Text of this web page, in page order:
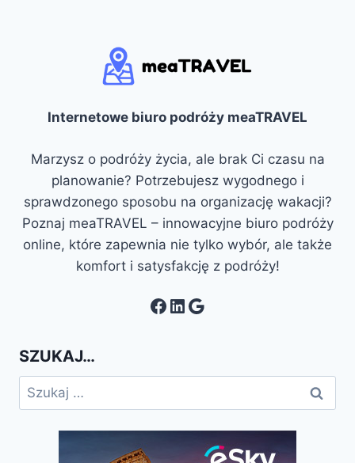
Internetowe biuro podróży meaTRAVEL
Marzysz o podróży życia, ale brak Ci czasu na
planowanie? Potrzebujesz wygodnego i
sprawdzonego sposobu na organizację wakacji?
Poznaj meaTRAVEL – innowacyjne biuro podróży
online, które zapewnia nie tylko wybór, ale także
komfort i satysfakcję z podróży!
Facebook
LinkedIn
Google
SZUKAJ…
Szukaj: